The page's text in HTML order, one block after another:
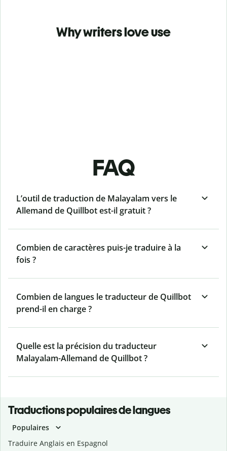
Why writers love use
FAQ
L’outil de traduction de Malayalam vers le
Allemand de Quillbot est-il gratuit ?
Combien de caractères puis-je traduire à la
fois ?
Combien de langues le traducteur de Quillbot
prend-il en charge ?
Quelle est la précision du traducteur
Malayalam-Allemand de Quillbot ?
Traductions populaires de langues
Populaires
Traduire Anglais en Espagnol